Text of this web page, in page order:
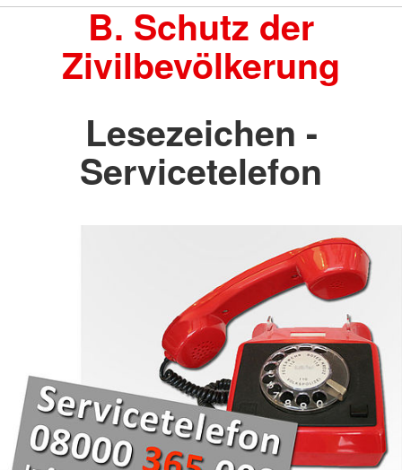
B. Schutz der
Zivilbevölkerung
Lesezeichen -
Servicetelefon